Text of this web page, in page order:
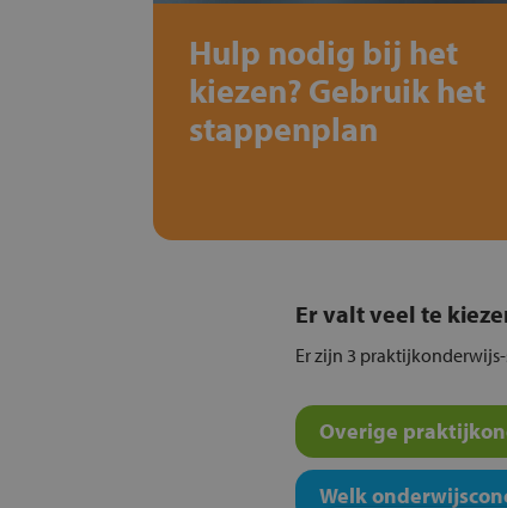
Hulp nodig bij het
kiezen? Gebruik het
stappenplan
Er valt veel te
Er zijn 3
Overige
Welk